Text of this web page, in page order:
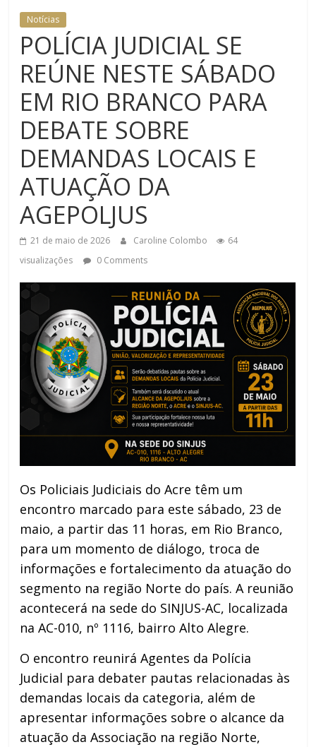
Notícias
POLÍCIA JUDICIAL SE
REÚNE NESTE SÁBADO
EM RIO BRANCO PARA
DEBATE SOBRE
DEMANDAS LOCAIS E
ATUAÇÃO DA
AGEPOLJUS
21 de maio de 2026 Caroline Colombo
64
visualizações
0 Comments
Os Policiais Judiciais do Acre têm um
encontro marcado para este sábado, 23 de
maio, a partir das 11 horas, em Rio Branco,
para um momento de diálogo, troca de
informações e fortalecimento da atuação do
segmento na região Norte do país. A reunião
acontecerá na sede do SINJUS-AC, localizada
na AC-010, nº 1116, bairro Alto Alegre.
O encontro reunirá Agentes da Polícia
Judicial para debater pautas relacionadas às
demandas locais da categoria, além de
apresentar informações sobre o alcance da
atuação da Associação na região Norte,